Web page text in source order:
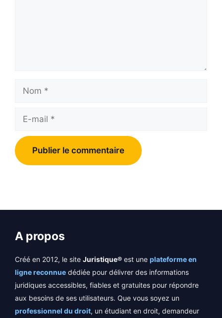
mail
A propos
Créé en 2012, le site Juristique® est une plateforme en
ligne reconnue dédiée pour délivrer des informations
juridiques accessibles, fiables et gratuites pour répondre
aux besoins de ses utilisateurs. Que vous soyez un
professionnel du droit, un étudiant en droit, demandeur